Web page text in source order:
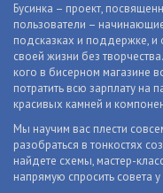
Бусинка – проект,
пользователи –
подсказках и поддержке, и
своей жизни без
кого в бисерном магазине
потратить всю зарплату на
красивых камней и
Мы научим вас плести
разобраться в тонкостях
найдете схемы, мастер-
напрямую спросить совета